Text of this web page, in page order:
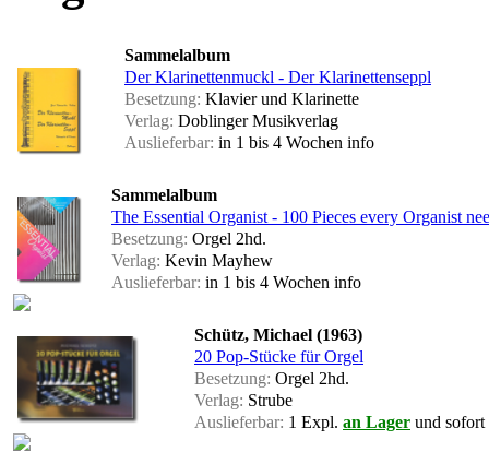
Sammelalbum
Der Klarinettenmuckl - Der Klarinettenseppl
Besetzung: Klavier und Klarinette
Verlag: Doblinger Musikverlag
Auslieferbar: in 1 bis 4 Wochen info
Sammelalbum
The Essential Organist - 100 Pieces every Organist
Besetzung: Orgel 2hd.
Verlag: Kevin Mayhew
Auslieferbar: in 1 bis 4 Wochen info
Schütz, Michael (1963)
20 Pop-Stücke für Orgel
Besetzung: Orgel 2hd.
Verlag: Strube
Auslieferbar: 1 Expl. an Lager und sofort